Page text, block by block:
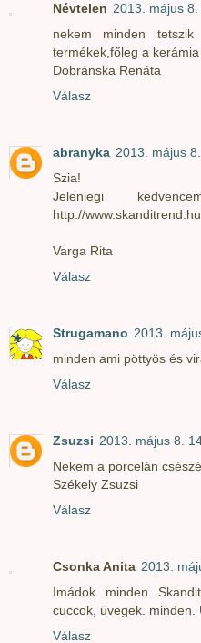
Névtelen 2013. május
nekem minden
termékek,főleg a
Dobránska Renáta
Válasz
abranyka 2013. május
Szia!
Jelenlegi
http://
Varga Rita
Válasz
Strugamano 2013.
minden ami pöttyös és
Válasz
Zsuzsi 2013. május 8.
Nekem a porcelán
Székely Zsuzsi
Válasz
Csonka Anita 2013.
Imádok minden
cuccok, üvegek. minden.
Válasz